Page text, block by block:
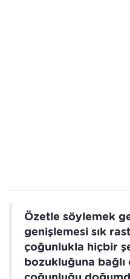
Özetle söylemek
genişlemesi sık
çoğunlukla hiçbir
bozukluğuna